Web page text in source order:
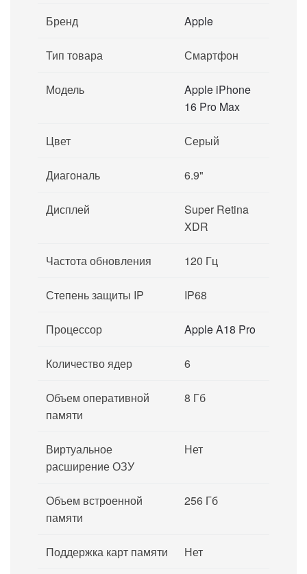
Бренд Apple
Тип товара Смартфон
Модель
Apple iPhone
16 Pro Max
Цвет Серый
Диагональ 6.9"
Дисплей
Super Retina
XDR
Частота обновления 120 Гц
Степень защиты IP IP68
Процессор Apple A18 Pro
Количество ядер 6
Объем оперативной
памяти
8 Гб
Виртуальное
расширение ОЗУ
Нет
Объем встроенной
памяти
256 Гб
Поддержка карт памяти Нет